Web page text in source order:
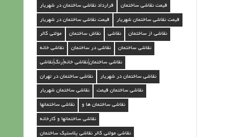
د
قرارداد نقاشی ساختمان در شهریار قیمت نقاشی ساختمان
قیمت نقاشی ساختمان در شهریار قیمت نقاشی ساختمان شهریار
مولتی کالر نقاش ساختمان نقاشی نقاشی از ساختمان
نقاشی خانه نقاشی در ساختمان نقاشی ساختمان
نقاشی ساختمان|نقاشی خانه|رنگ|نقاشی
نقاشی ساختمان در تهران نقاشی ساختمان در شهریار
نقاشی ساختمان شهریار نقاشی ساختمان قیمت
نقاشی ساختمانها نقاشی ساختمان ها و
نقاشی ساختمانها و کارخانه
نقاشی مولتی کالر نقاشی پلاستیک ساختمان